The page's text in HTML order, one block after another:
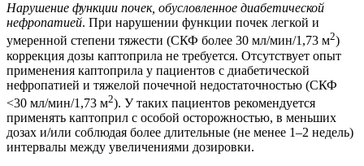
Нарушение функции почек, обусловленное диабетической
нефропатией. При нарушении функции почек легкой и
умеренной степени тяжести (СКФ более 30 мл/мин/1,73 м2)
коррекция дозы каптоприла не требуется. Отсутствует опыт
применения каптоприла у пациентов с диабетической
нефропатией и тяжелой почечной недостаточностью (СКФ
<30 мл/мин/1,73 м2). У таких пациентов рекомендуется
применять каптоприл с особой осторожностью, в меньших
дозах и/или соблюдая более длительные (не менее 1–2 недель)
интервалы между увеличениями дозировки.